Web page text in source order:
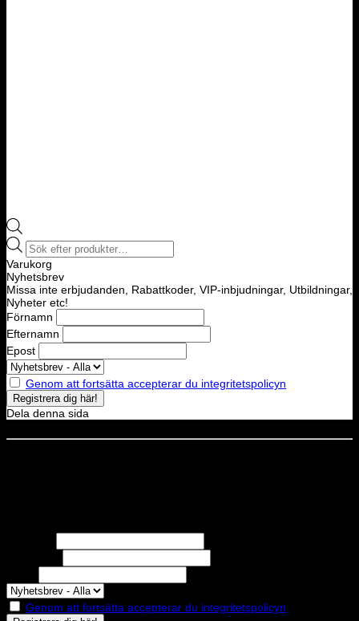
Products
search
Varukorg
Nyhetsbrev
Missa inte erbjudanden, Rabattkoder, VIP-inbjudningar, Utbildningar,
Nyheter etc!
Förnamn
Efternamn
Epost
Genom att fortsätta accepterar du integritetspolicyn
Dela denna sida
Genom att fortsätta accepterar du integritetspolicyn